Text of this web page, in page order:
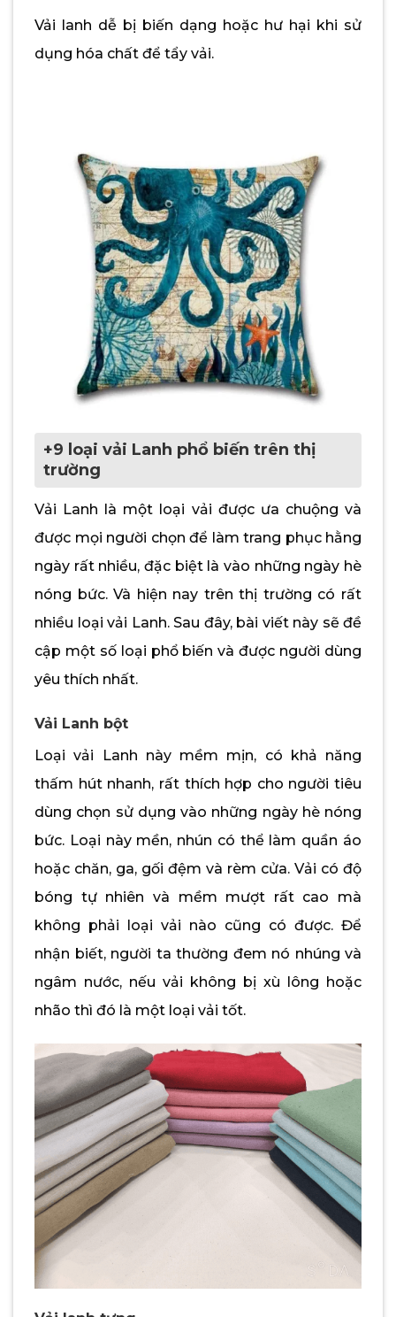
Vải lanh dễ bị biến dạng hoặc hư hại khi sử
dụng hóa chất để tẩy vải.
+9 loại vải Lanh phổ biến trên thị
trường
Vải Lanh là một loại vải được ưa chuộng và
được mọi người chọn để làm trang phục hằng
ngày rất nhiều, đặc biệt là vào những ngày hè
nóng bức. Và hiện nay trên thị trường có rất
nhiều loại vải Lanh. Sau đây, bài viết này sẽ đề
cập một số loại phổ biến và được người dùng
yêu thích nhất.
Vải Lanh bột
Loại vải Lanh này mềm mịn, có khả năng
thấm hút nhanh, rất thích hợp cho người tiêu
dùng chọn sử dụng vào những ngày hè nóng
bức. Loại này mền, nhún có thể làm quần áo
hoặc chăn, ga, gối đệm và rèm cửa. Vải có độ
bóng tự nhiên và mềm mượt rất cao mà
không phải loại vải nào cũng có được. Để
nhận biết, người ta thường đem nó nhúng và
ngâm nước, nếu vải không bị xù lông hoặc
nhão thì đó là một loại vải tốt.